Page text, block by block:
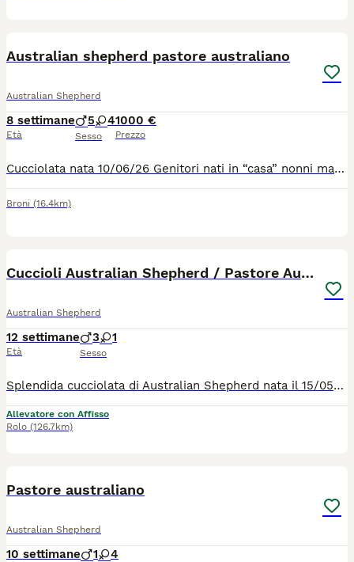
Australian shepherd pastore australiano
Australian Shepherd
8 settimane
Età
5 4
Sesso
1000 €
Prezzo
Cucciolata nata 10/06/26 Genitori nati in “casa” nonni materni e paterni ottimo carattere e ottima salute tutti con Lastre ufficiali e test genetici I cuccioli saranno ceduti dopo i 65gg con: Microchip I vaccini Sverminazione completa Visita veterinario di buona salute Pedigree Disponibile Maschi Red Tricolor e Blue merle Femmine Red merle/Red tri color/ Black tri color Chiedo contatto telefonico I cuccioli non sono in regalo il prezzo è indicativo
Broni (16.4km)
Cuccioli Australian Shepherd / Pastore Australiano
Australian Shepherd
12 settimane
Età
3 1
Sesso
Splendida cucciolata di Australian Shepherd nata il 15/05/2026 presso l'allevamento professionale RIESHOF. I cuccioli saranno pronti per entrare a far parte delle loro nuove famiglie a partire da metà luglio 2026. I nostri Aussie cercano famiglie attive, dinamiche e responsabili, pronte a condividere la vita con un cane straordinario. Disponibilità: Black Tricolor (Maschi e Femmine) Blue Merle (Maschi e Femmine) Red Merle (Maschi) Cresciuti in un ambiente sereno, con amore, dedizione e massima attenzione alla salute. Se desiderate accogliere un compagno di vita intelligente, affettuoso e fedele, saremo felici di conoscervi e guidarvi nella scelta del cucciolo ideale per voi. Contatti e Informazioni: Telefono: 3887711311 (anche WhatsApp per foto e dettagli) Venite a scoprire il nostro allevamento sui nostri canali social: Facebook: Rieshof Instagram: @rieshofdogresort TikTok: @rieshofdogresort
Allevatore con Affisso
Rolo (126.7km)
Pastore australiano
Australian Shepherd
10 settimane 1 4